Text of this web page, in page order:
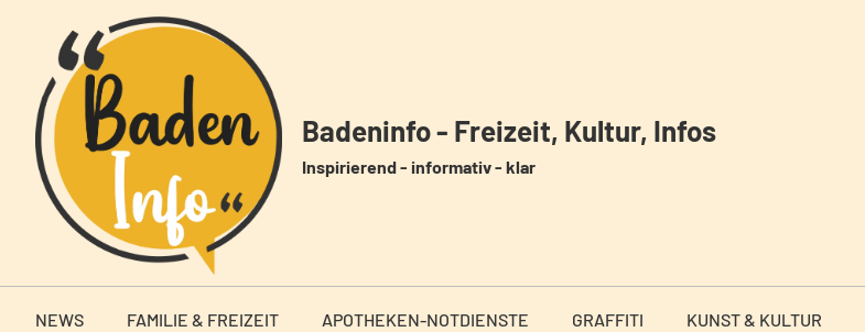
springen
Badeninfo - Freizeit, Kultur, Infos
Inspirierend - informativ - klar
NEWS FAMILIE & FREIZEIT APOTHEKEN-NOTDIENSTE GRAFFITI KUNST & KULTUR